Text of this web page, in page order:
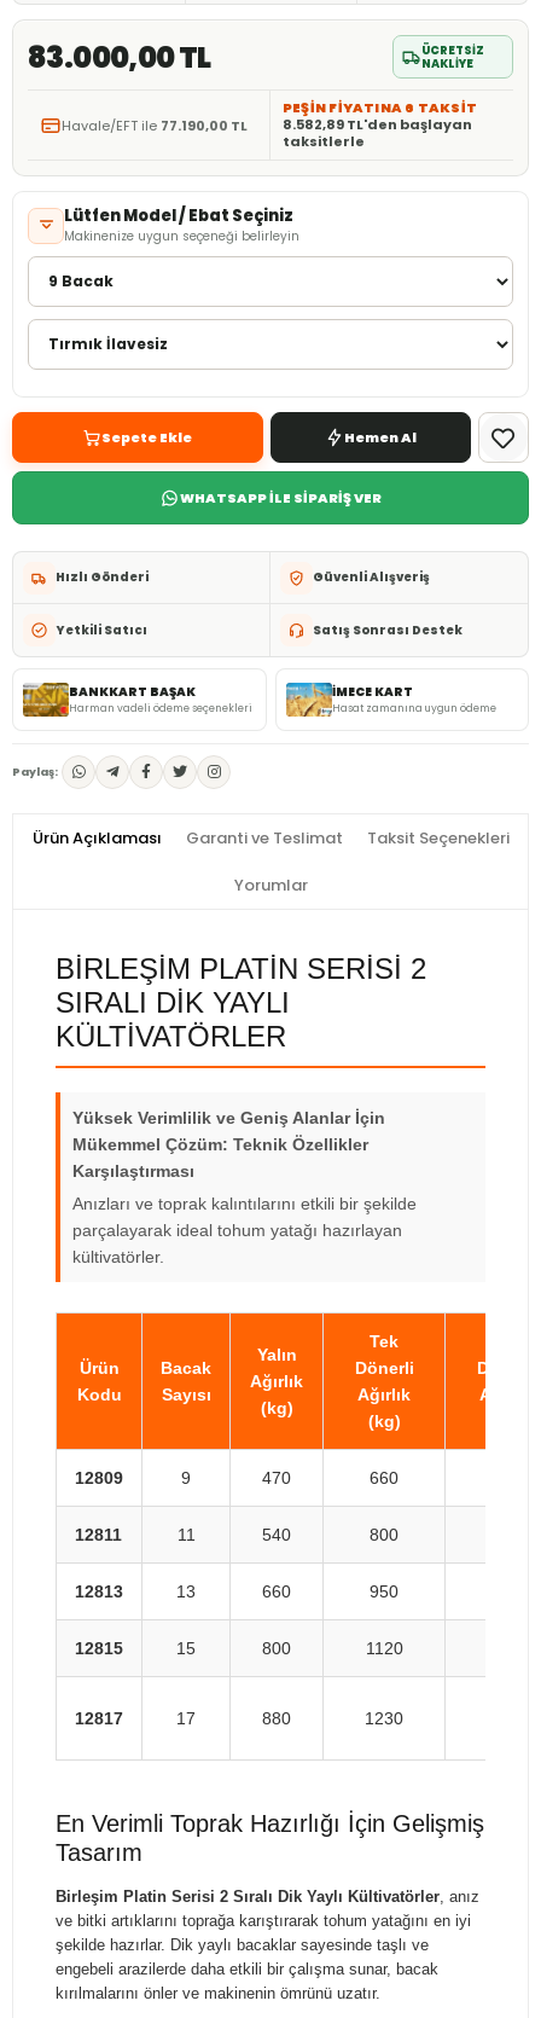
83.000,00 TL
ÜCRETSİZ
NAKLİYE
Havale/EFT ile 77.190,00 TL
PEŞİN FİYATINA 6 TAKSİT
8.582,89 TL'den başlayan
taksitlerle
Lütfen Model / Ebat Seçiniz
Makinenize uygun seçeneği belirleyin
Sepete Ekle Hemen Al
WHATSAPP İLE SİPARİŞ VER
Hızlı Gönderi Güvenli Alışveriş
Yetkili Satıcı Satış Sonrası Destek
BANKKART BAŞAK
Harman vadeli ödeme seçenekleri
İMECE KART
Hasat zamanına uygun ödeme
Paylaş:
Ürün Açıklaması Garanti ve Teslimat Taksit Seçenekleri
Yorumlar
BİRLEŞİM PLATİN SERİSİ 2
SIRALI DİK YAYLI
KÜLTİVATÖRLER
Yüksek Verimlilik ve Geniş Alanlar İçin
Mükemmel Çözüm: Teknik Özellikler
Karşılaştırması
Anızları ve toprak kalıntılarını etkili bir şekilde
parçalayarak ideal tohum yatağı hazırlayan
kültivatörler.
Ürün
Kodu
Bacak
Sayısı
Yalın
Ağırlık
(kg)
Tek
Dönerli
Ağırlık
(kg)
Dönerli
Ağırlık
12809 9 470 660
12811 11 540 800
12813 13 660 950
12815 15 800 1120
12817 17 880 1230
En Verimli Toprak Hazırlığı İçin Gelişmiş
Tasarım
Birleşim Platin Serisi 2 Sıralı Dik Yaylı Kültivatörler, anız
ve bitki artıklarını toprağa karıştırarak tohum yatağını en iyi
şekilde hazırlar. Dik yaylı bacaklar sayesinde taşlı ve
engebeli arazilerde daha etkili bir çalışma sunar, bacak
kırılmalarını önler ve makinenin ömrünü uzatır.